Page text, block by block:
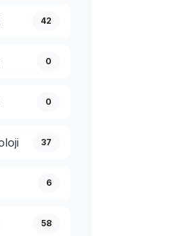
42
0
0
37
6
58